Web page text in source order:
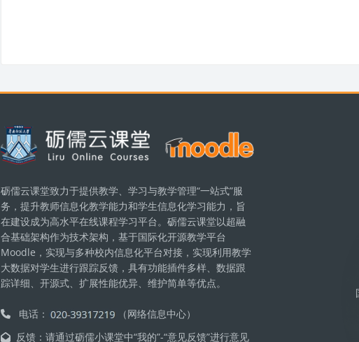
版块
砺儒云课堂致力于提供教学、学习与教学管理“一站式”服
务，提升教师信息化教学能力和学生信息化学习能力，旨
在建设成为高水平在线课程学习平台。砺儒云课堂以超融
合基础架构作为技术架构，基于国际化开源教学平台
Moodle，实现与多种校内信息化平台对接，实现利用教学
大数据对学生进行跟踪反馈，具有功能插件多样、数据跟
踪详细、开源式、扩展性能优异、维护简单等优点。
电话：
（网络信息中心）
反馈：请通过砺儒小课堂中“我的”-“意见反馈”进行意见